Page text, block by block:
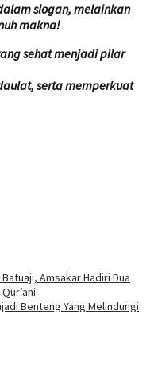
slogan, melainkan
makna!
sehat menjadi pilar
serta memperkuat
Amsakar Hadiri Dua
Benteng Yang Melindungi